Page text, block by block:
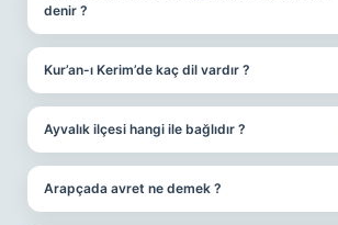
denir ?
Kur’an-ı Kerim’de kaç dil vardır ?
Ayvalık ilçesi hangi ile bağlıdır ?
Arapçada avret ne demek ?